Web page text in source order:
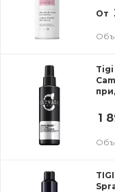
От
Tigi
1